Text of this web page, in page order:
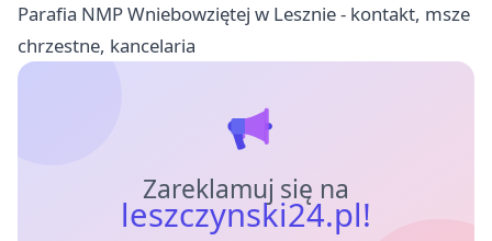
Parafia NMP Wniebowziętej w Lesznie - kontakt, msze
chrzestne, kancelaria
Zareklamuj się na
leszczynski24.pl!